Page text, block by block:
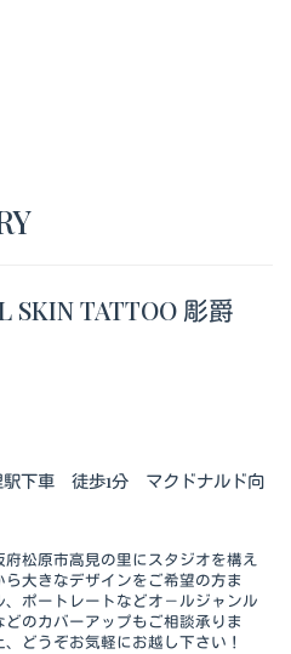
SKIN TATTOO 彫爵
下車 徒歩1分 マクドナルド向
松原市高見の里にスタジオを構え
大きなデザインをご希望の方ま
ポートレートなどオ－ルジャンル
のカバーアップもご相談承りま
どうぞお気軽にお越し下さい！